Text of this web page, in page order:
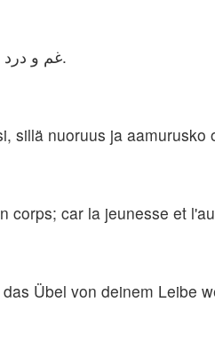
غم و درد را در دلت راه مده، زیرا دوران جوانی کوتاه و زودگذر است.
sillä nuoruus ja aamurusko
corps; car la jeunesse et
Übel von deinem Leibe